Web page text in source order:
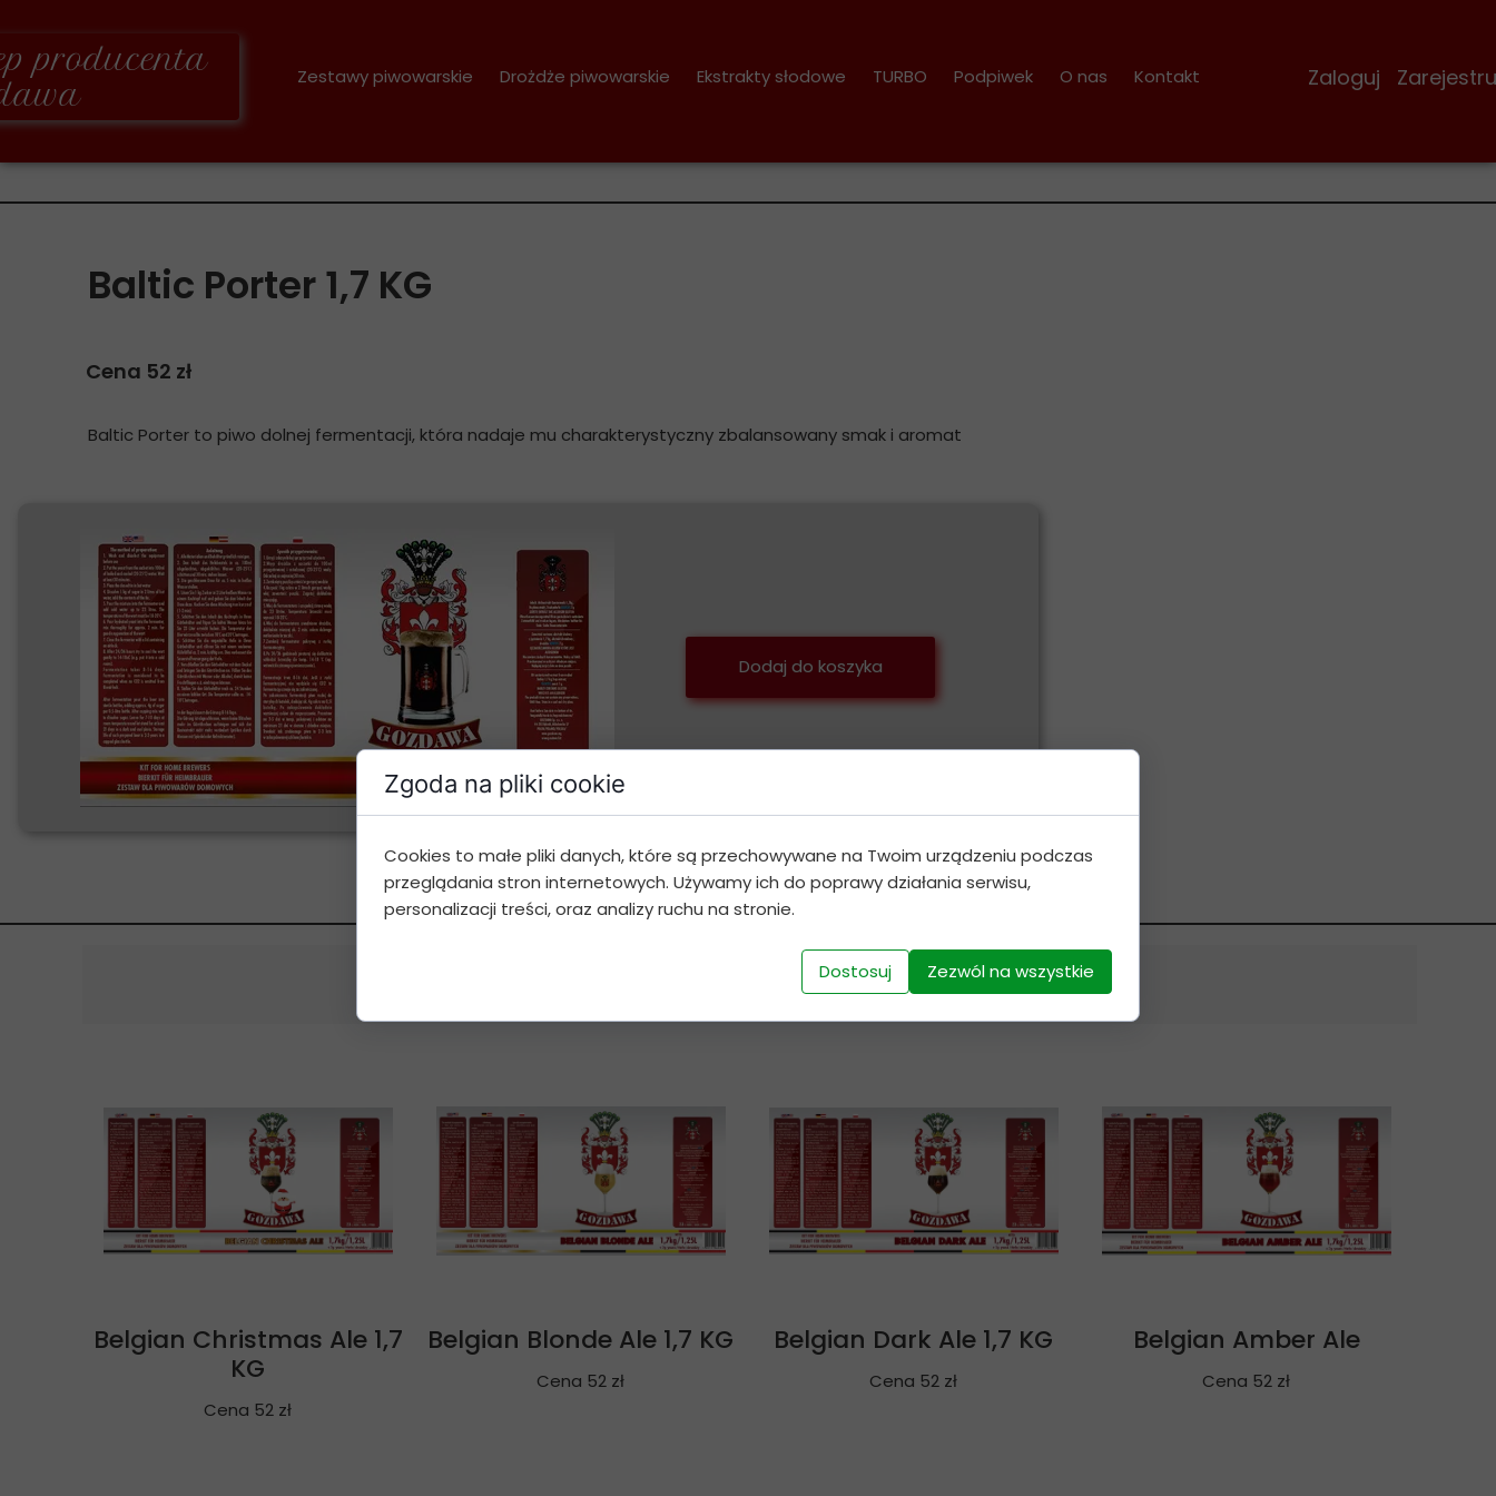
Zaloguj
producenta
Zestawy piwowarskie Drożdże piwowarskie Ekstrakty słodowe TURBO Podpiwek O nas Kontakt
Belgian Christmas Ale 1,7
KG
Cena 52 zł
Belgian Blonde Ale 1,7 KG
Cena 52 zł
Belgian Dark Ale 1,7 KG
Cena 52 zł
Belgian Amber Ale
Cena 52 zł
Baltic Porter 1,7 KG
Cena 52 zł
Baltic Porter to piwo dolnej fermentacji, która nadaje mu charakterystyczny zbalansowany smak i aromat
Dodaj do koszyka
Bestsellery
Zgoda na pliki cookie
Cookies to małe pliki danych, które są przechowywane na Twoim urządzeniu podczas
przeglądania stron internetowych. Używamy ich do poprawy działania serwisu,
personalizacji treści, oraz analizy ruchu na stronie.
Dostosuj Zezwól na wszystkie